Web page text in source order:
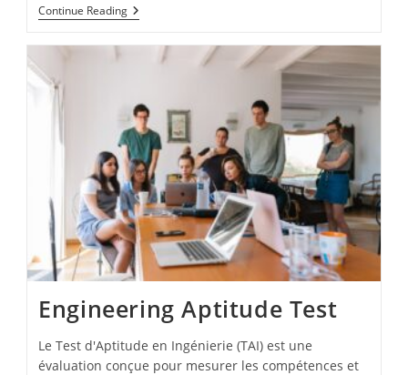
Continue ReadingLe
Métier
Steward
Engineering Aptitude Test
Le Test d'Aptitude en Ingénierie (TAI) est une
évaluation conçue pour mesurer les compétences et